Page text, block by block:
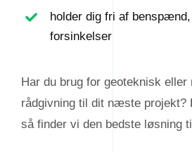
holder dig fri af
forsinkelser
Har du brug for geoteknisk
rådgivning til dit næste projekt?
så finder vi den bedste løsning